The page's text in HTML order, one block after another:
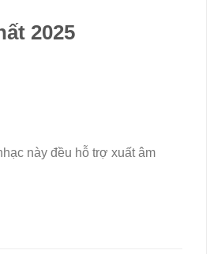
2025
này đều hỗ trợ xuất âm